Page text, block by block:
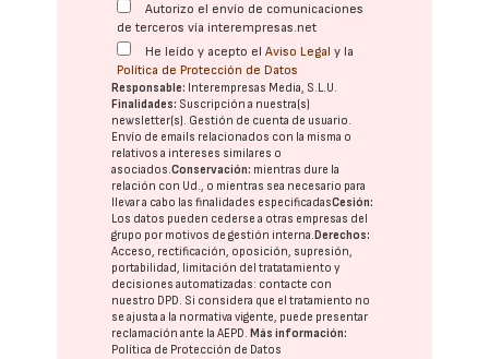
Autorizo el envío de comunicaciones
de terceros vía interempresas.net
He leído y acepto elAviso Legal y la
Política de Protección de Datos
Responsable: Interempresas Media, S.L.U.
Finalidades: Suscripción a nuestra(s)
newsletter(s). Gestión de cuenta de usuario.
Envío de emails relacionados con la misma o
relativos a intereses similares o
asociados.Conservación: mientras dure la
relación con Ud., o mientras sea necesario para
llevar a cabo las finalidades especificadasCesión:
Los datos pueden cederse a otras empresas del
grupo por motivos de gestión interna. Derechos:
Acceso, rectificación, oposición, supresión,
portabilidad, limitación del tratatamiento y
decisiones automatizadas: contacte con
nuestro DPD. Si considera que el tratamiento no
se ajusta a la normativa vigente, puede presentar
reclamación ante laAEPD. Más información:
Política de Protección de Datos